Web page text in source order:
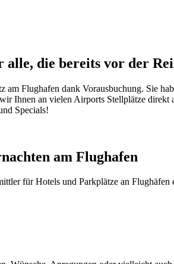
die bereits vor der
am Flughafen dank Vorausbuchung. Sie
Ihnen an vielen Airports Stellplätze direkt
Specials!
am Flughafen
für Hotels und Parkplätze an